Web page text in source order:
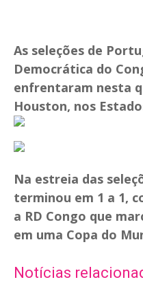
As seleções de
Democrática do
enfrentaram nesta
Houston, nos
Na estreia das
terminou em 1 a 1,
a RD Congo que
em uma Copa do
Notícias